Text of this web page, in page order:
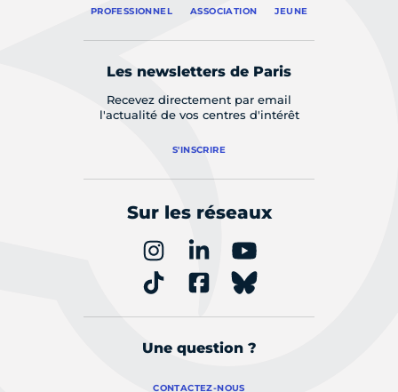
PROFESSIONNEL ASSOCIATION JEUNE
Les newsletters de Paris
Recevez directement par email
l'actualité de vos centres d'intérêt
S'INSCRIRE
Sur les réseaux
Une question ?
CONTACTEZ-NOUS